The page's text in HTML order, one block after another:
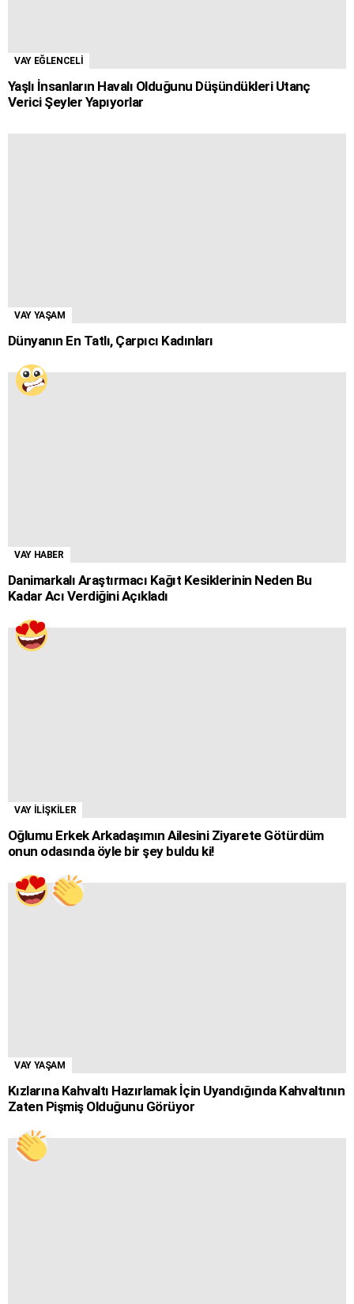
VAY EĞLENCELİ
Yaşlı İnsanların Havalı Olduğunu Düşündükleri Utanç
Verici Şeyler Yapıyorlar
VAY YAŞAM
Dünyanın En Tatlı, Çarpıcı Kadınları
VAY HABER
Danimarkalı Araştırmacı Kağıt Kesiklerinin Neden Bu
Kadar Acı Verdiğini Açıkladı
VAY İLİŞKİLER
Oğlumu Erkek Arkadaşımın Ailesini Ziyarete Götürdüm
onun odasında öyle bir şey buldu ki!
VAY YAŞAM
Kızlarına Kahvaltı Hazırlamak İçin Uyandığında Kahvaltının
Zaten Pişmiş Olduğunu Görüyor